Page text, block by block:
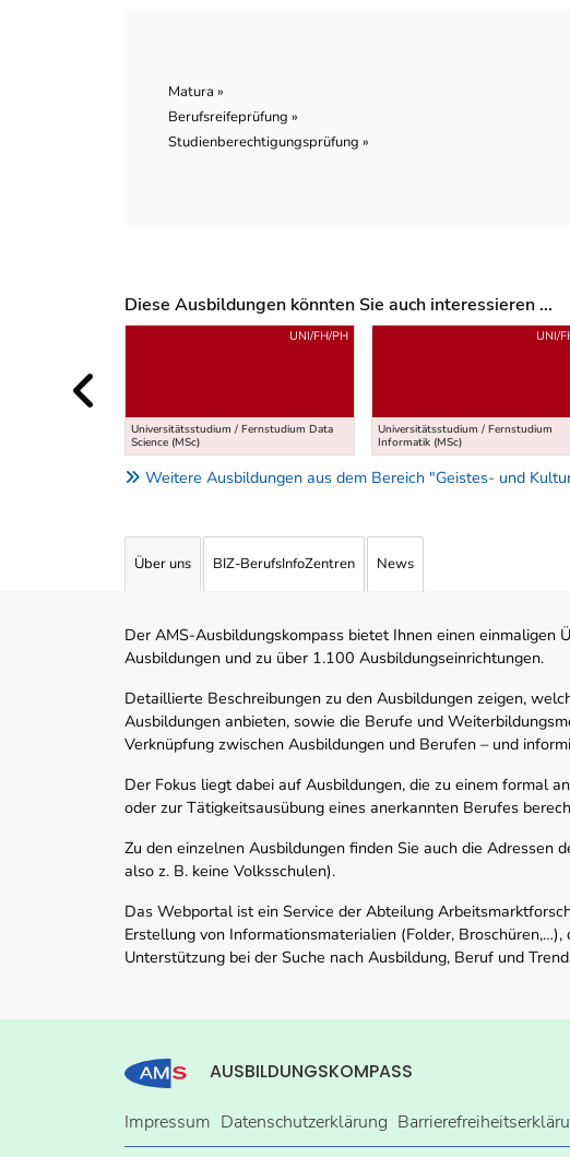
Matura »
Berufsreifeprüfung »
Studienberechtigungsprüfung »
Diese Ausbildungen könnten Sie auch interessieren ...
Uber weitere Ausbildungsvorschläge
Universitätsstudium / Fernstudium Data
Science (MSc)
UNI/FH/PH
Universitätsstudium / Fernstudium
Informatik (MSc)
UNI/
Weitere Ausbildungen aus dem Bereich "Geistes- und
Über uns BIZ-BerufsInfoZentren News
Der AMS-Ausbildungskompass bietet Ihnen einen
Ausbildungen und zu über 1.100 Ausbildungseinrichtungen.
Detaillierte Beschreibungen zu den Ausbildungen zeigen,
Ausbildungen anbieten, sowie die Berufe und
Verknüpfung zwischen Ausbildungen und Berufen – und
Der Fokus liegt dabei auf Ausbildungen, die zu einem formal
oder zur Tätigkeitsausübung eines anerkannten Berufes
Zu den einzelnen Ausbildungen finden Sie auch die
also z. B. keine Volksschulen).
Das Webportal ist ein Service der Abteilung
Erstellung von Informationsmaterialien (Folder,
Unterstützung bei der Suche nach Ausbildung, Beruf und
AUSBILDUNGSKOMPASS
Impressum Datenschutzerklärung